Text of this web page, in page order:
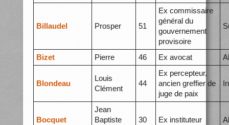
Billaudel Prosper 51
Ex commissaire
général du
gouvernement
provisoire
Bizet Pierre 46 Ex avocat
Blondeau
Louis
Clément
44
Ex percepteur,
ancien greffier de
juge de paix
Bocquet
Jean
Baptiste
30 Ex instituteur